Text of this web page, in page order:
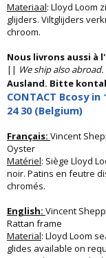
Materiaal: Lloyd Loom
glijders. Viltglijders
chroom.
Nous livrons aussi à
|| We ship also
Ausland. Bitte
CONTACT Bcosy in
24 30 (Belgium)
Français: Vincent
Oyster
Matériel: Siège Lloyd
noir. Patins en feutre
chromés.
English: Vincent
Rattan frame
Material: Lloyd Loom
glides available on